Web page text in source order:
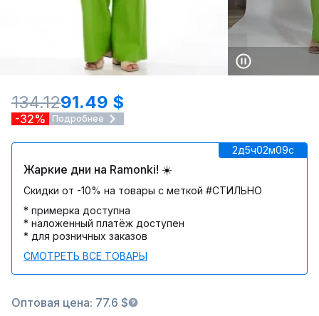
134.1291.49 $
-32% Подробнее
2д5ч02м09c
Жаркие дни на Ramonki! ☀️
Скидки от -10% на товары с меткой #СТИЛЬНО
* примерка доступна
* наложенный платёж доступен
* для розничных заказов
СМОТРЕТЬ ВСЕ ТОВАРЫ
Оптовая цена: 77.6 $